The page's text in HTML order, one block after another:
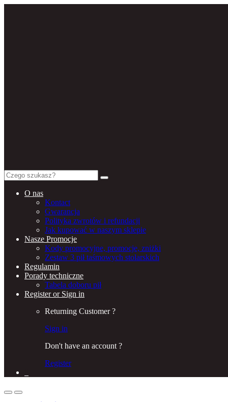
Search
for:
O nas
Kontact
Gwarancja
Polityka zwrotów i refundacji
Jak kupować w naszym sklepie
Nasze Promocje
Kody promocyjne, promocje, zniżki
Zestaw 3 pił taśmowych stolarskich
Regulamin
Porady techniczne
Tabela doboru pił
Register or Sign in
Returning Customer ?
Sign in
Don't have an account ?
Register